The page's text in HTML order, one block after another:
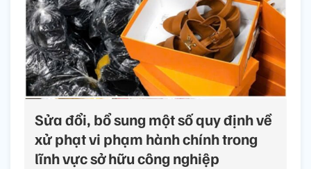
Sửa đổi, bổ sung một số quy định về
xử phạt vi phạm hành chính trong
lĩnh vực sở hữu công nghiệp